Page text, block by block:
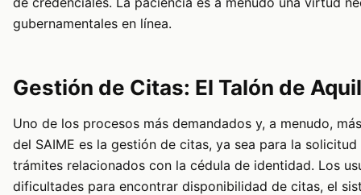
gubernamentales en línea.
Gestión de Citas: El Talón de
Uno de los procesos más demandados y, a menudo,
del SAIME es la gestión de citas, ya sea para la
trámites relacionados con la cédula de identidad. Los
dificultades para encontrar disponibilidad de citas, el